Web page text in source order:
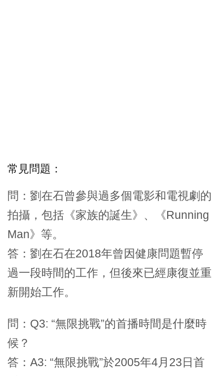
常見問題：
問：劉在石曾參與過多個電影和電視劇的
拍攝，包括《家族的誕生》、《Running
Man》等。
答：劉在石在2018年曾因健康問題暫停
過一段時間的工作，但後來已經康復並重
新開始工作。
問：Q3: “無限挑戰”的首播時間是什麼時
候？
答：A3: “無限挑戰”於2005年4月23日首